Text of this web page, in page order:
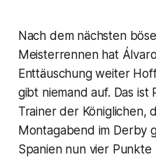
Nach dem nächsten
Meisterrennen hat
Enttäuschung weiter
gibt niemand auf. Das
Trainer der Königlichen,
Montagabend im Derby
Spanien nun vier